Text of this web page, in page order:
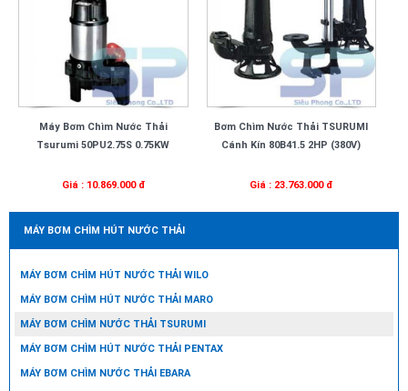
Máy Bơm Chìm Nước Thải
Tsurumi 50PU2.75S 0.75KW
Giá : 10.869.000 đ
Bơm Chìm Nước Thải TSURUMI
Cánh Kín 80B41.5 2HP (380V)
Giá : 23.763.000 đ
MÁY BƠM CHÌM HÚT NƯỚC THẢI
MÁY BƠM CHÌM HÚT NƯỚC THẢI WILO
MÁY BƠM CHÌM HÚT NƯỚC THẢI MARO
MÁY BƠM CHÌM NƯỚC THẢI TSURUMI
MÁY BƠM CHÌM HÚT NƯỚC THẢI PENTAX
MÁY BƠM CHÌM NƯỚC THẢI EBARA